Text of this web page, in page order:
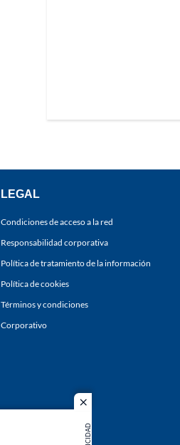
close
LEGAL
Condiciones de acceso a la red
Responsabilidad corporativa
Política de tratamiento de la información
Política de cookies
Términos y condiciones
Corporativo